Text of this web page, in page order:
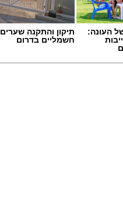
העונה:
תיקון והתקנה שערים
חשמליים בדרום